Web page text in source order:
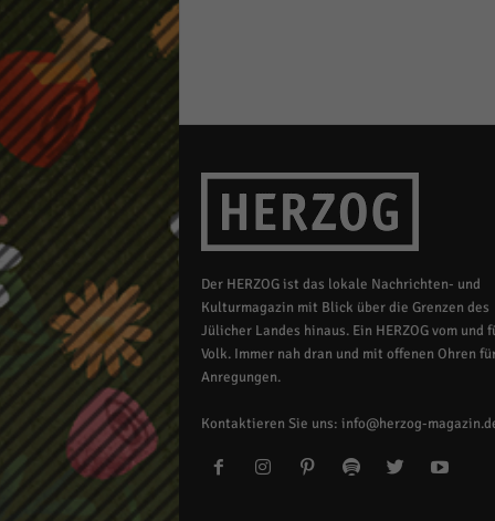
Der HERZOG ist das lokale Nachrichten- und
Kulturmagazin mit Blick über die Grenzen des
Jülicher Landes hinaus. Ein HERZOG vom und
Volk. Immer nah dran und mit offenen Ohren
Anregungen.
Kontaktieren Sie uns: info@herzog-